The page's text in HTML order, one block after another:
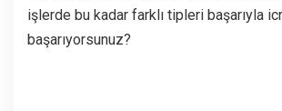
işlerde bu kadar farklı tipleri başarıyla
başarıyorsunuz?